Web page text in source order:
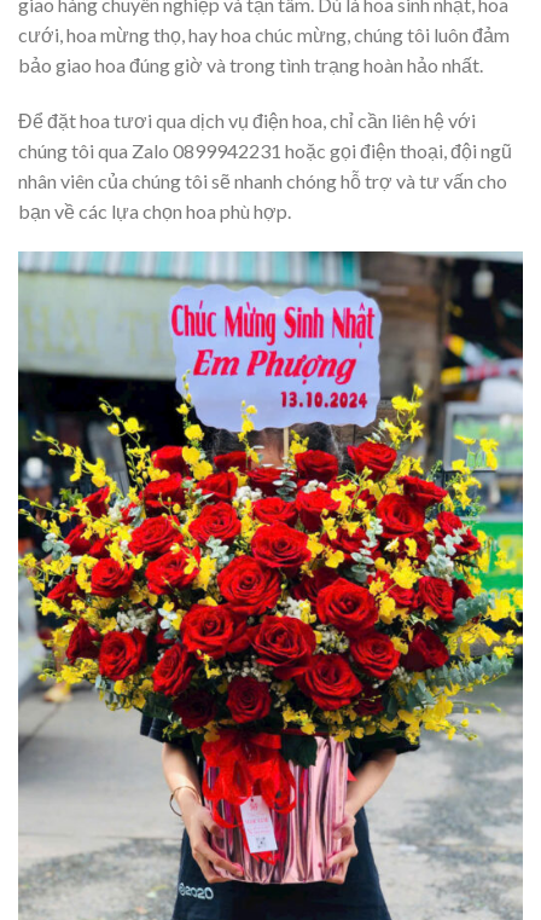
giao hàng chuyên nghiệp và tận tâm. Dù là hoa sinh nhật, hoa
cưới, hoa mừng thọ, hay hoa chúc mừng, chúng tôi luôn đảm
bảo giao hoa đúng giờ và trong tình trạng hoàn hảo nhất.
Để đặt hoa tươi qua dịch vụ điện hoa, chỉ cần liên hệ với
chúng tôi qua Zalo 0899942231 hoặc gọi điện thoại, đội ngũ
nhân viên của chúng tôi sẽ nhanh chóng hỗ trợ và tư vấn cho
bạn về các lựa chọn hoa phù hợp.